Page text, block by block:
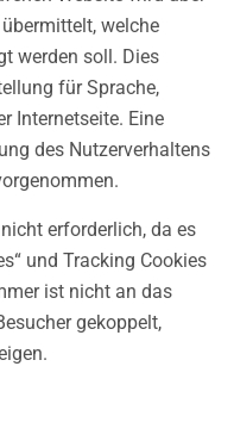
welche
werden soll. Dies
für Sprache,
Internetseite. Eine
des Nutzerverhaltens
erforderlich, da es
und Tracking Cookies
ist nicht an das
gekoppelt,